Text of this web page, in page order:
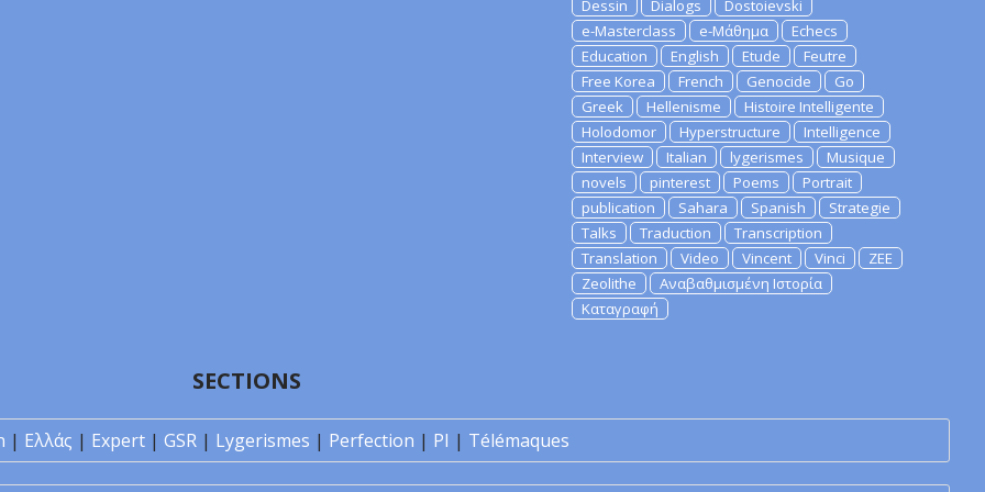
Dessin
Dialogs
Dostoievski
e-Masterclass
e-Μάθημα
Echecs
Education
English Etude
Feutre
Free Korea
French Genocide
Go
Greek
Hellenisme
Histoire Intelligente
Holodomor
Hyperstructure
Intelligence
Interview
Italian lygerismes
Musique
novels
pinterest Poems
Portrait
publication
Sahara Spanish
Strategie
Talks
Traduction
Transcription
Translation
Video Vincent Vinci
ZEE
Zeolithe
Αναβαθμισμένη Ιστορία
Καταγραφή
SECTIONS
| Ελλάς | Expert | GSR | Lygerismes | Perfection | PI | Télémaques